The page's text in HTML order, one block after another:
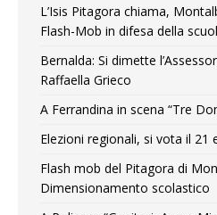
L’Isis Pitagora chiama,
Flash-Mob in difesa della
Bernalda: Si dimette
Raffaella Grieco
A Ferrandina in scena “Tre
Elezioni regionali, si vota il 21
Flash mob del Pitagora di
Dimensionamento scolastico